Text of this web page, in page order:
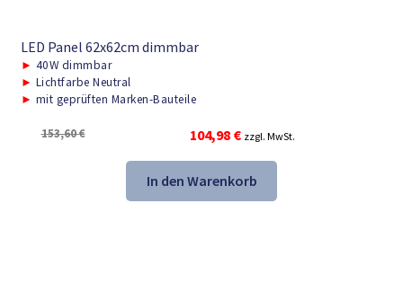
LED Panel 62x62cm dimmbar
► 40W dimmbar
► Lichtfarbe Neutral
► mit geprüften Marken-Bauteile
153,60€
Ursprünglicher
Preis
war:
153,60 €
104,98 €Aktueller
Preis
ist:
104,98 €.
zzgl. MwSt.
In den Warenkorb